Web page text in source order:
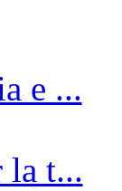
e ...
la t...